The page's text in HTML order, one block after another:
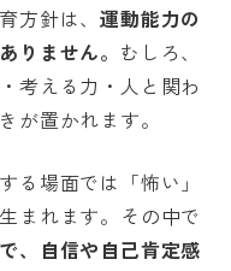
方針は、運動能力の
りません。 むしろ、
考える力・人と関わ
が置かれます。
る場面では「怖い」
まれます。その中で
、自信や自己肯定感